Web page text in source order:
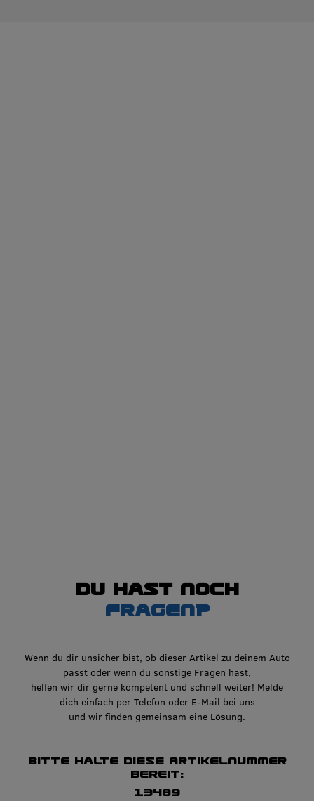
Du hast noch
Fragen?
Wenn du dir unsicher bist, ob dieser Artikel zu deinem Auto
passt oder wenn du sonstige Fragen hast,
helfen wir dir gerne kompetent und schnell weiter! Melde
dich einfach per Telefon oder E-Mail bei uns
und wir finden gemeinsam eine Lösung.
Bitte halte diese Artikelnummer
bereit:
13409